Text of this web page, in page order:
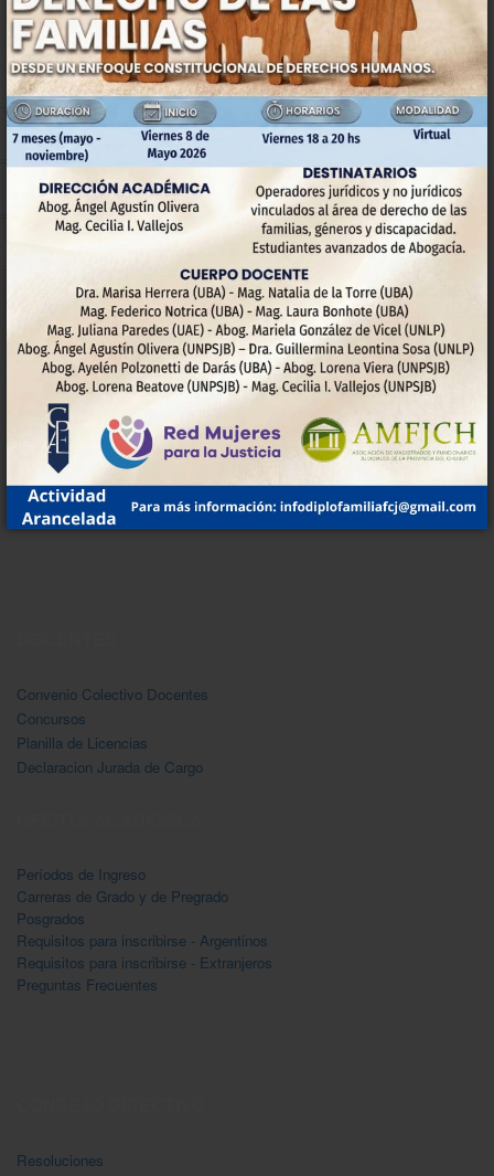
Anterior Siguiente
La Facultad
Extensión
Pasantías
Autoridades
NoDocentes-Convenio
Bibliotecas
Investigación
Convenio Colectivo Docentes
Concursos
Planilla de Licencias
Declaracion Jurada de Cargo
Períodos de Ingreso
Carreras de Grado y de Pregrado
Posgrados
Requisitos para inscribirse - Argentinos
Requisitos para inscribirse - Extranjeros
Preguntas Frecuentes
Resoluciones